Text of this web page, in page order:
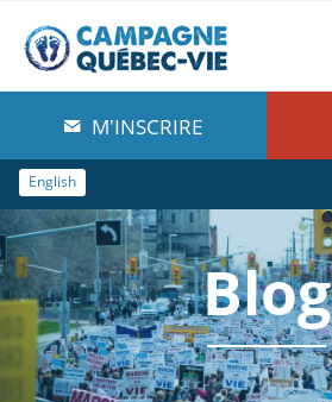
À propos de nous
Blog
Comprendre
Agir
Boutique
M'INSCRIRE
English
Blog